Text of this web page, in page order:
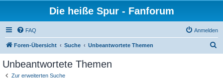
Die heiße Spur - Fanforum
FAQ Anmelden
Foren-Übersicht Suche Unbeantwortete Themen
Unbeantwortete Themen
Zur erweiterten Suche